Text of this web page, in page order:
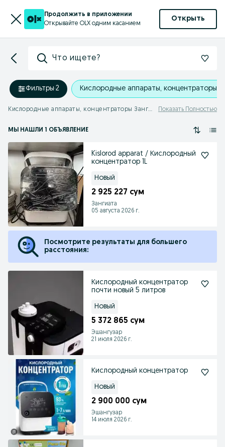
Продолжить в приложении
Открывайте OLX одним касанием
Открыть
Что ищете?
Фильтры·2 Кислородные аппараты, концентраторы
Кислородные аппараты, концентраторы Зангиата Показать Полностью
МЫ НАШЛИ 1 ОБЪЯВЛЕНИЕ
Kislorod apparat / Кислородный
концентратор 1L
Новый
2 925 227 сум
Зангиата
05 августа 2026 г.
Посмотрите результаты для большего
расстояния:
Кислородный концентратор
почти новый 5 литров
Новый
5 372 865 сум
Эшангузар
21 июля 2026 г.
Кислородный концентратор
Новый
2 900 000 сум
Эшангузар
14 июля 2026 г.